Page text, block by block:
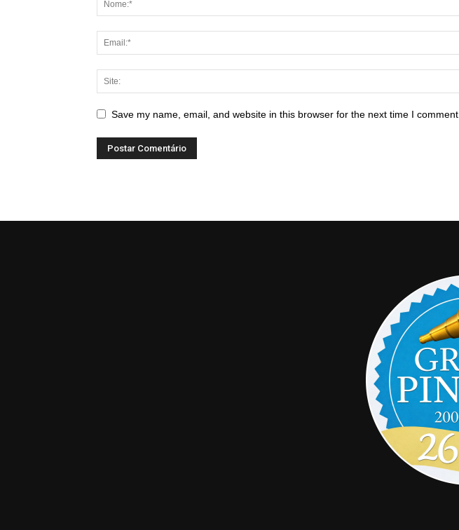
Save my name, email, and website in this browser for the next time I comment.